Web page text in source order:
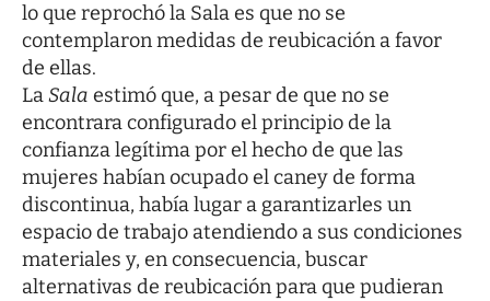
lo que reprochó la Sala es que no se
contemplaron medidas de reubicación a favor
de ellas.
LaSala estimó que, a pesar de que no se
encontrara configurado el principio de la
confianza legítima por el hecho de que las
mujeres habían ocupado el caney de forma
discontinua, había lugar a garantizarles un
espacio de trabajo atendiendo a sus condiciones
materiales y, en consecuencia, buscar
alternativas de reubicación para que pudieran